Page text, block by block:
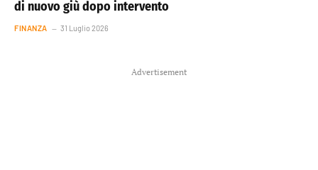
di nuovo giù dopo intervento
FINANZA 31 Luglio 2026
Advertisement